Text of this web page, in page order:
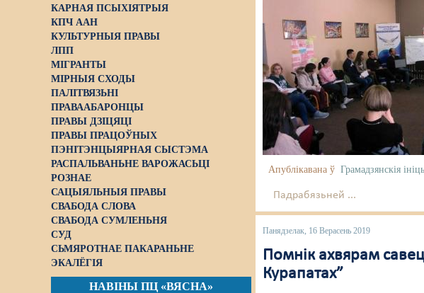
КАРНАЯ ПСЫХІЯТРЫЯ
КПЧ ААН
КУЛЬТУРНЫЯ ПРАВЫ
ЛПП
МІГРАНТЫ
МІРНЫЯ СХОДЫ
ПАЛІТВЯЗЬНІ
ПРАВААБАРОНЦЫ
ПРАВЫ ДЗІЦЯЦІ
ПРАВЫ ПРАЦОЎНЫХ
ПЭНІТЭНЦЫЯРНАЯ СЫСТЭМА
РАСПАЛЬВАНЬНЕ ВАРОЖАСЬЦІ
РОЗНАЕ
САЦЫЯЛЬНЫЯ ПРАВЫ
СВАБОДА СЛОВА
СВАБОДА СУМЛЕНЬНЯ
СУД
СЬМЯРОТНАЕ ПАКАРАНЬНЕ
ЭКАЛЁГІЯ
НАВІНЫ ПЦ «ВЯСНА»
Апублікавана ў Грамадзянскія
Падрабязьней ...
Панядзелак, 16 Верасень 2019
Помнік ахвярам
Курапатах”